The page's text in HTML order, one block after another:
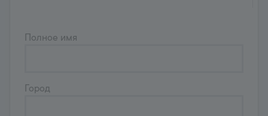
Полное имя
Город